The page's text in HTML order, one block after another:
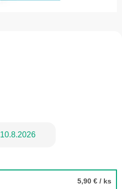
10.8.2026
5,90 € / ks